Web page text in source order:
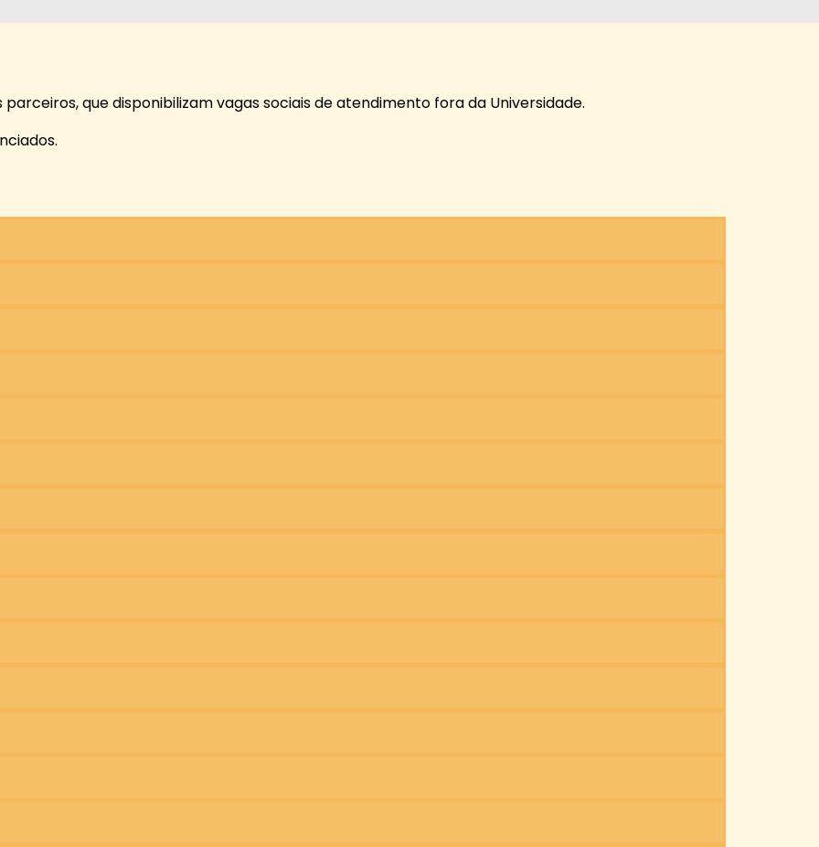
que disponibilizam vagas sociais de atendimento fora da Universidade.